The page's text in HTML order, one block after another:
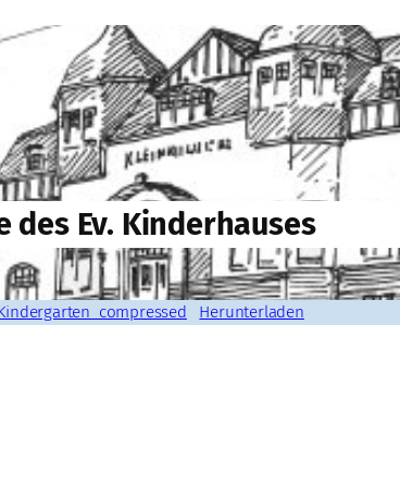
des Ev. Kinderhauses
Herunterladen